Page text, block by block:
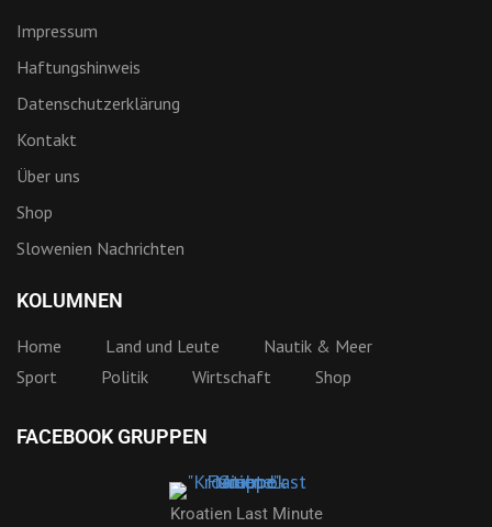
Impressum
Haftungshinweis
Datenschutzerklärung
Kontakt
Über uns
Shop
Slowenien Nachrichten
KOLUMNEN
Home Land und Leute
Nautik & Meer
Sport
Politik Wirtschaft Shop
FACEBOOK GRUPPEN
Kroatien Last Minute